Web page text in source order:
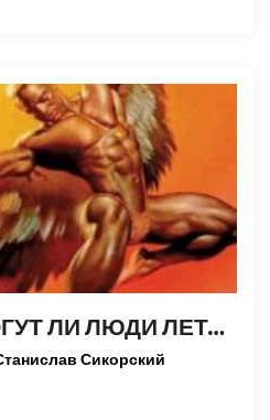
ЛЕВИТАЦИЯ. МОГУТ ЛИ ЛЮДИ ЛЕТАТЬ КАК ПТИЦЫ?
Сикорский